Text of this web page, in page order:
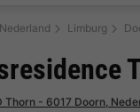
Nederland Limburg
Thorn - 6017 Doorn,